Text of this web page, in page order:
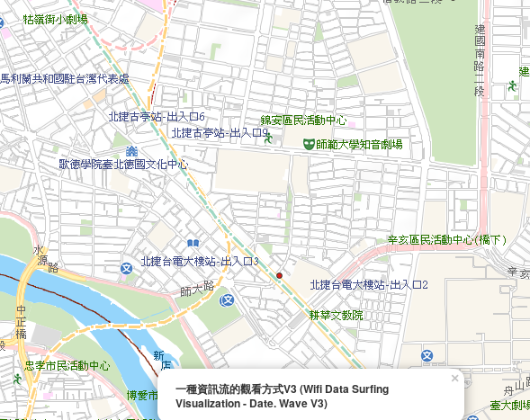
一種資訊流的觀看方式V3 (Wifi Data Surfing
Visualization - Date. Wave V3)
×